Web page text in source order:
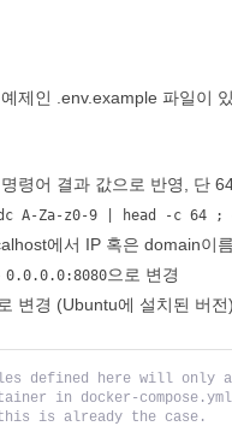
제인 .env.example 파일이
령어 결과 값으로 반영, 단
A-Za-z0-9 | head -c 64 ;
에서 IP 혹은 domain이
0.0.0.0:8080으로 변경
변경 (Ubuntu에 설치된 버전)
defined here will only
in docker-
is already the case.